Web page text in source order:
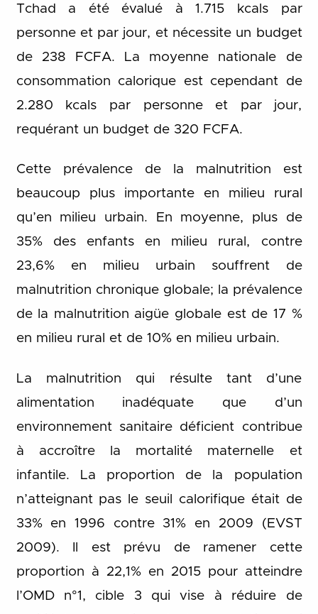
Tchad a été évalué à 1.715 kcals par
personne et par jour, et nécessite un budget
de 238 FCFA. La moyenne nationale de
consommation calorique est cependant de
2.280 kcals par personne et par jour,
requérant un budget de 320 FCFA.
Cette prévalence de la malnutrition est
beaucoup plus importante en milieu rural
qu’en milieu urbain. En moyenne, plus de
35% des enfants en milieu rural, contre
23,6% en milieu urbain souffrent de
malnutrition chronique globale; la prévalence
de la malnutrition aigüe globale est de 17 %
en milieu rural et de 10% en milieu urbain.
La malnutrition qui résulte tant d’une
alimentation inadéquate que d’un
environnement sanitaire déficient contribue
à accroître la mortalité maternelle et
infantile. La proportion de la population
n’atteignant pas le seuil calorifique était de
33% en 1996 contre 31% en 2009 (EVST
2009). Il est prévu de ramener cette
proportion à 22,1% en 2015 pour atteindre
l’OMD n°1, cible 3 qui vise à réduire de